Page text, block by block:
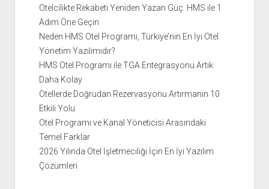
Otelcilikte Rekabeti Yeniden Yazan Güç: HMS ile 1
Adım Öne Geçin
Neden HMS Otel Programı, Türkiye’nin En İyi Otel
Yönetim Yazılımıdır?
HMS Otel Programı ile TGA Entegrasyonu Artık
Daha Kolay
Otellerde Doğrudan Rezervasyonu Artırmanın 10
Etkili Yolu
Otel Programı ve Kanal Yöneticisi Arasındaki
Temel Farklar
2026 Yılında Otel İşletmeciliği İçin En İyi Yazılım
Çözümleri